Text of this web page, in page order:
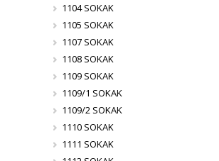
1104 SOKAK
1105 SOKAK
1107 SOKAK
1108 SOKAK
1109 SOKAK
1109/1 SOKAK
1109/2 SOKAK
1110 SOKAK
1111 SOKAK